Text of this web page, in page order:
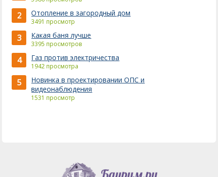
2 Отопление в загородный дом
3491 просмотр
3 Какая баня лучше
3395 просмотров
4 Газ против электричества
1942 просмотра
5
Новинка в проектировании ОПС и
видеонаблюдения
1531 просмотр